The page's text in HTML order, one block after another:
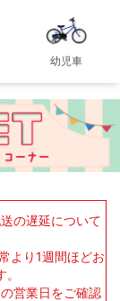
幼児車
の遅延について
より1週間ほどお
営業日をご確認